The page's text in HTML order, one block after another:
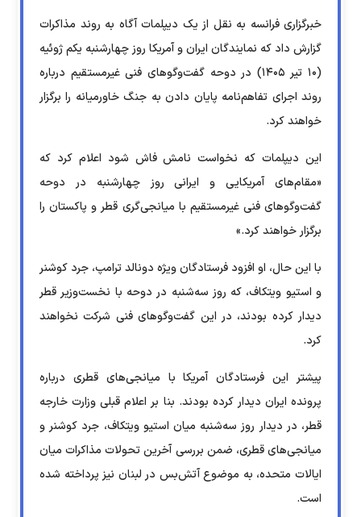
خبرگزاری فرانسه به نقل از یک دیپلمات آگاه به روند مذاکرات
گزارش داد که نمایندگان ایران و آمریکا روز چهارشنبه یکم ژوئیه
(۱۰ تیر ۱۴۰۵)‌ در دوحه گفت‌وگوهای فنی غیرمستقیم درباره
روند اجرای تفاهم‌نامه پایان دادن به جنگ خاورمیانه را برگزار
خواهند کرد.
این دیپلمات که نخواست نامش فاش شود اعلام کرد که
«مقام‌های آمریکایی و ایرانی روز چهارشنبه در دوحه
گفت‌وگوهای فنی غیرمستقیم با میانجی‌گری قطر و پاکستان را
برگزار خواهند کرد.»
با این حال، او افزود فرستادگان ویژه دونالد ترامپ، جرد کوشنر
و استیو ویتکاف، که روز سه‌شنبه در دوحه با نخست‌وزیر قطر
دیدار کرده بودند، در این گفت‌وگوهای فنی شرکت نخواهند
کرد.
پیشتر این فرستادگان آمریکا با میانجی‌های قطری درباره
پرونده ایران دیدار کرده بودند. بنا بر اعلام قبلی وزارت خارجه
قطر، در دیدار روز سه‌شنبه میان استیو ویتکاف، جرد کوشنر و
میانجی‌های قطری، ضمن بررسی آخرین تحولات مذاکرات میان
ایالات متحده، به موضوع آتش‌بس در لبنان نیز پرداخته شده
است.